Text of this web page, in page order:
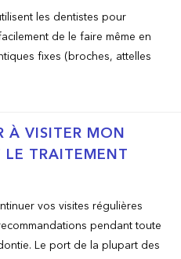
les dentistes pour
de le faire même en
fixes (broches, attelles
À VISITER MON
LE TRAITEMENT
vos visites régulières
pendant toute
Le port de la plupart des